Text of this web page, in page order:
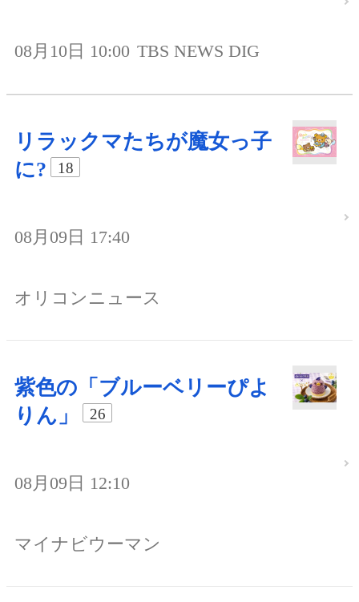
08月10日 10:00 TBS NEWS DIG
リラックマたちが魔女っ子
に?
18
08月09日 17:40
オリコンニュース
紫色の「ブルーベリーぴよ
りん」
26
08月09日 12:10
マイナビウーマン